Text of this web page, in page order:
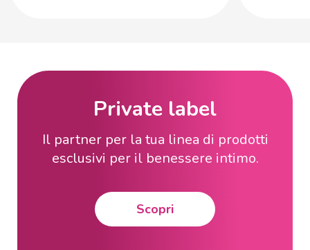
Private label
Il partner per la tua linea di prodotti
esclusivi per il benessere intimo.
Scopri